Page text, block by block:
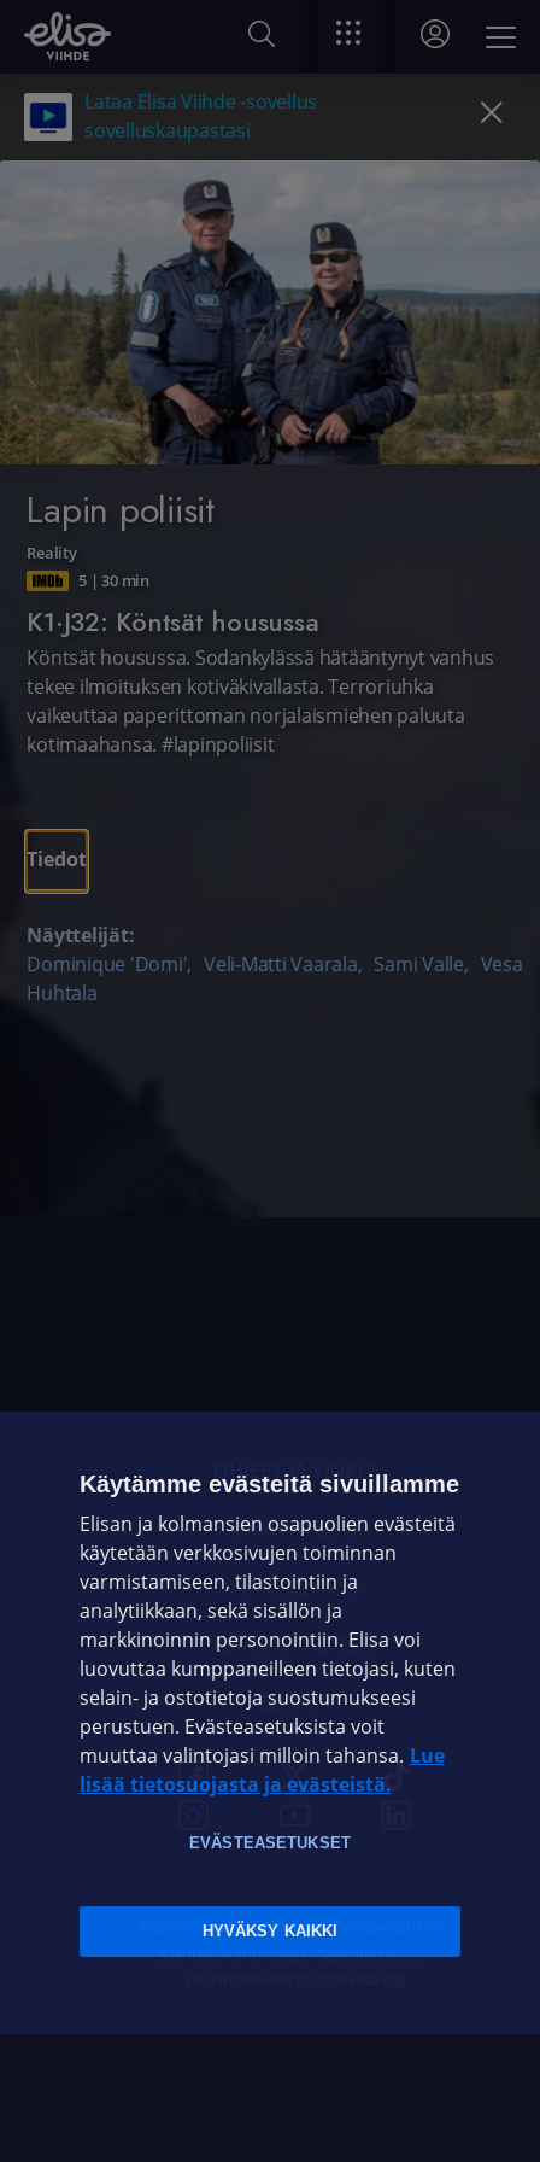
Lataa Elisa Viihde -sovellus
sovelluskaupastasi
Lapin poliisit
Reality
5 |30 min
K1·J32: Köntsät housussa
Köntsät housussa. Sodankylässä hätääntynyt vanhus
tekee ilmoituksen kotiväkivallasta. Terroriuhka
vaikeuttaa paperittoman norjalaismiehen paluuta
kotimaahansa. #lapinpoliisit
Tiedot
Näyttelijät:
Dominique 'Domi', Veli-Matti Vaarala, Sami Valle, Vesa
Huhtala
OHJEET JA VINKIT
OMAYHTEISÖ
VIANSELVITYS
ASIAKASPALVELU
ELISA.FI
Sopimusehdot Tietosuoja Evästeasetukset
Sääntelyviranomaiset Saavutettavuus
Käytämme evästeitä sivuillamme
Elisan ja kolmansien osapuolien evästeitä
käytetään verkkosivujen toiminnan
varmistamiseen, tilastointiin ja
analytiikkaan, sekä sisällön ja
markkinoinnin personointiin. Elisa voi
luovuttaa kumppaneilleen tietojasi, kuten
selain- ja ostotietoja suostumukseesi
perustuen. Evästeasetuksista voit
muuttaa valintojasi milloin tahansa. Lue
lisää tietosuojasta ja evästeistä.
EVÄSTEASETUKSET
HYVÄKSY KAIKKI